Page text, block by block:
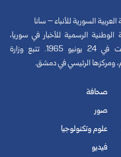
العربية السورية للأنباء – سانا
الوطنية الرسمية للأخبار في سوريا،
تأسست في 24 يونيو 1965. تتبع وزارة
ومركزها الرئيسي في دمشق.
صحافة
صور
علوم وتكنولوجيا
فيديو